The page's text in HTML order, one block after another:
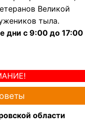
Великой
тыла.
дни с 9:00 до 17:00
области